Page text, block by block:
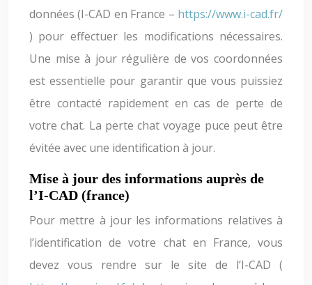
données (I-CAD en France – https://www.i-cad.fr/
) pour effectuer les modifications nécessaires.
Une mise à jour régulière de vos coordonnées
est essentielle pour garantir que vous puissiez
être contacté rapidement en cas de perte de
votre chat. La perte chat voyage puce peut être
évitée avec une identification à jour.
Mise à jour des informations auprès de
l’I-CAD (france)
Pour mettre à jour les informations relatives à
l’identification de votre chat en France, vous
devez vous rendre sur le site de l’I-CAD (